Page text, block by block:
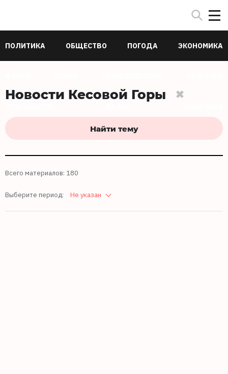
ПОЛИТИКА ОБЩЕСТВО ПОГОДА ЭКОНОМИКА
Новости Кесовой Горы
Найти тему
Всего материалов: 180
Выберите период: Не указан